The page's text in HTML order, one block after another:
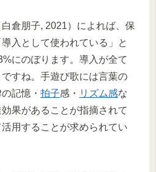
倉朋子, 2021）によれば、保
導入として使われている」と
にのぼります。導入が全て
すね。手遊び歌には言葉の
記憶・ 拍子感・ リズム感な
果があることが指摘されて
用することが求められてい